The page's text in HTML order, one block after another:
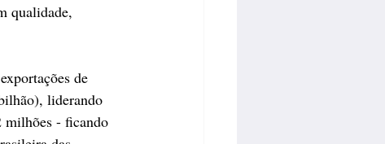
qualidade,
de
liderando
milhões - ficando